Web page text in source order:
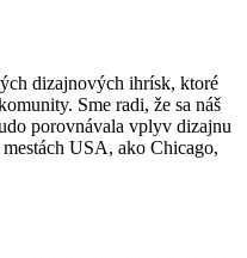
dizajnových ihrísk, ktoré
Sme radi, že sa náš
porovnávala vplyv dizajnu
USA, ako Chicago,